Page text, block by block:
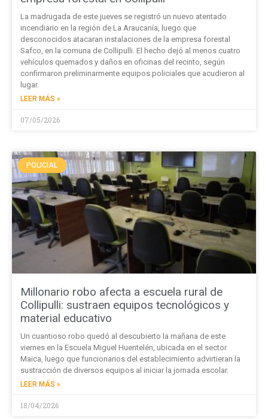
La madrugada de este jueves se registró un nuevo atentado
incendiario en la región de La Araucanía, luego que
desconocidos atacaran instalaciones de la empresa forestal
Safco, en la comuna de Collipulli. El hecho dejó al menos cuatro
vehículos quemados y daños en oficinas del recinto, según
confirmaron preliminarmente equipos policiales que acudieron al
lugar.
LEER MÁS »
07/05/2026
POLICIAL
Millonario robo afecta a escuela rural de
Collipulli: sustraen equipos tecnológicos y
material educativo
Un cuantioso robo quedó al descubierto la mañana de este
viernes en la Escuela Miguel Huentelén, ubicada en el sector
Maica, luego que funcionarios del establecimiento advirtieran la
sustracción de diversos equipos al iniciar la jornada escolar.
LEER MÁS »
18/04/2026